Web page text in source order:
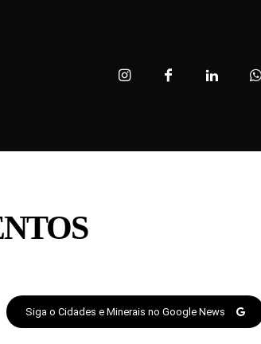
Siga o Cidades e Minerais no Google News